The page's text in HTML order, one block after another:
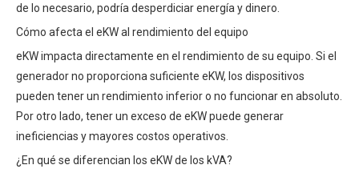
de lo necesario, podría desperdiciar energía y dinero.
Cómo afecta el eKW al rendimiento del equipo
eKW impacta directamente en el rendimiento de su equipo. Si el
generador no proporciona suficiente eKW, los dispositivos
pueden tener un rendimiento inferior o no funcionar en absoluto.
Por otro lado, tener un exceso de eKW puede generar
ineficiencias y mayores costos operativos.
¿En qué se diferencian los eKW de los kVA?